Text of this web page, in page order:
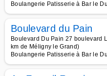
Boulangerie Patisserie à Bar le
Boulevard du Pain
Boulevard Du Pain 27 boulevard
km de Méligny le Grand)
Boulangerie Patisserie à Bar le